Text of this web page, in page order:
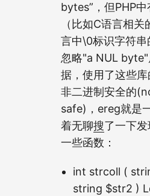
bytes”，但PHP
（比如C语言相
言中\0标识字符串
忽略"a NUL byte"
据，使用了这些
非二进制安全的
safe)，ereg就是
着无聊搜了一下
一些函数：
int strcoll (
string $str2 )